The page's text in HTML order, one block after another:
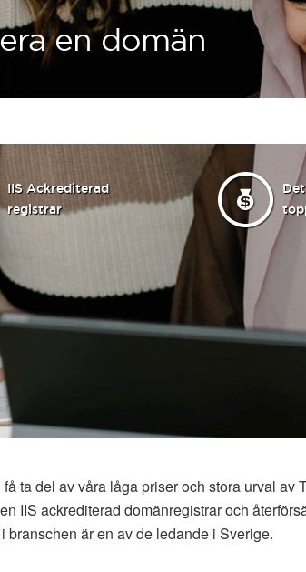
en domän
IIS Ackrediterad
registrar
ta del av våra låga priser och stora urval av
IIS ackrediterad domänregistrar och
branschen är en av de ledande i Sverige.